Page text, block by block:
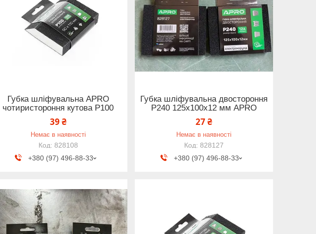
Губка шліфувальна APRO
чотиристороння кутова P100
39 ₴
Немає в наявності
828108
+380 (97) 496-88-33
Губка шліфувальна двостороння
Р240 125х100х12 мм APRO
27 ₴
Немає в наявності
828127
+380 (97) 496-88-33